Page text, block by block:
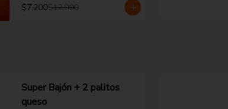
$7.200$12.990
Super Bajón + 2 palitos
queso